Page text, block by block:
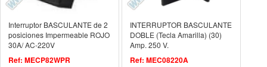
Interruptor BASCULANTE de 2
posiciones Impermeable ROJO
30A/ AC-220V
Ref: MECP82WPR
INTERRUPTOR BASCULANTE
DOBLE (Tecla Amarilla) (30)
Amp. 250 V.
Ref: MEC08220A